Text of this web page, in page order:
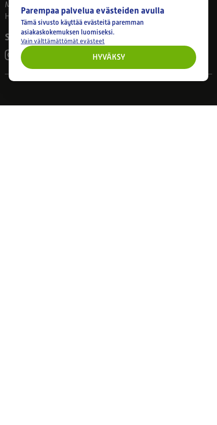
Ma–Pe 8–17
Huom! Myymälän poikkeusaukiolot: 27.7.-21.8. klo 8-16
Seuraa meitä
Parempaa palvelua evästeiden avulla
Tämä sivusto käyttää evästeitä paremman
asiakaskokemuksen luomiseksi.
Vain välttämättömät evästeet
HYVÄKSY